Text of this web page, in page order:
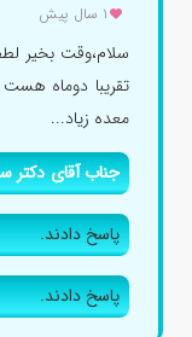
۱ سال پیش
سلام،وقت بخیر
معده زیاد...
جناب آقای دکتر
پاسخ دادند.
پاسخ دادند.